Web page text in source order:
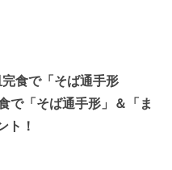
食で「そば通手形
で「そば通手形」＆「ま
ト！